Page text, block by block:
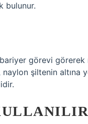
bulunur.
görevi
şiltenin altına